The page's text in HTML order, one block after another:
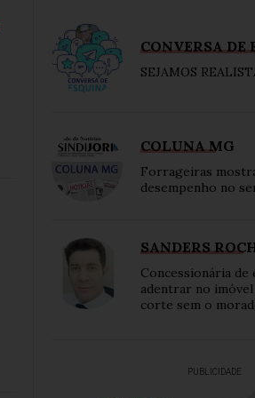
CONVERSA DE
SEJAMOS
COLUNA MG
Forrageiras
desempenho no
SANDERS
Concessionária de
adentrar no
corte sem o
PUBLICIDADE